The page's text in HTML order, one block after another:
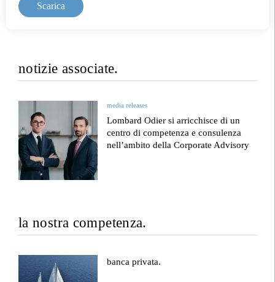
Scarica
notizie associate.
media releases
Lombard Odier si arricchisce di un
centro di competenza e consulenza
nell’ambito della Corporate Advisory
la nostra competenza.
banca privata.